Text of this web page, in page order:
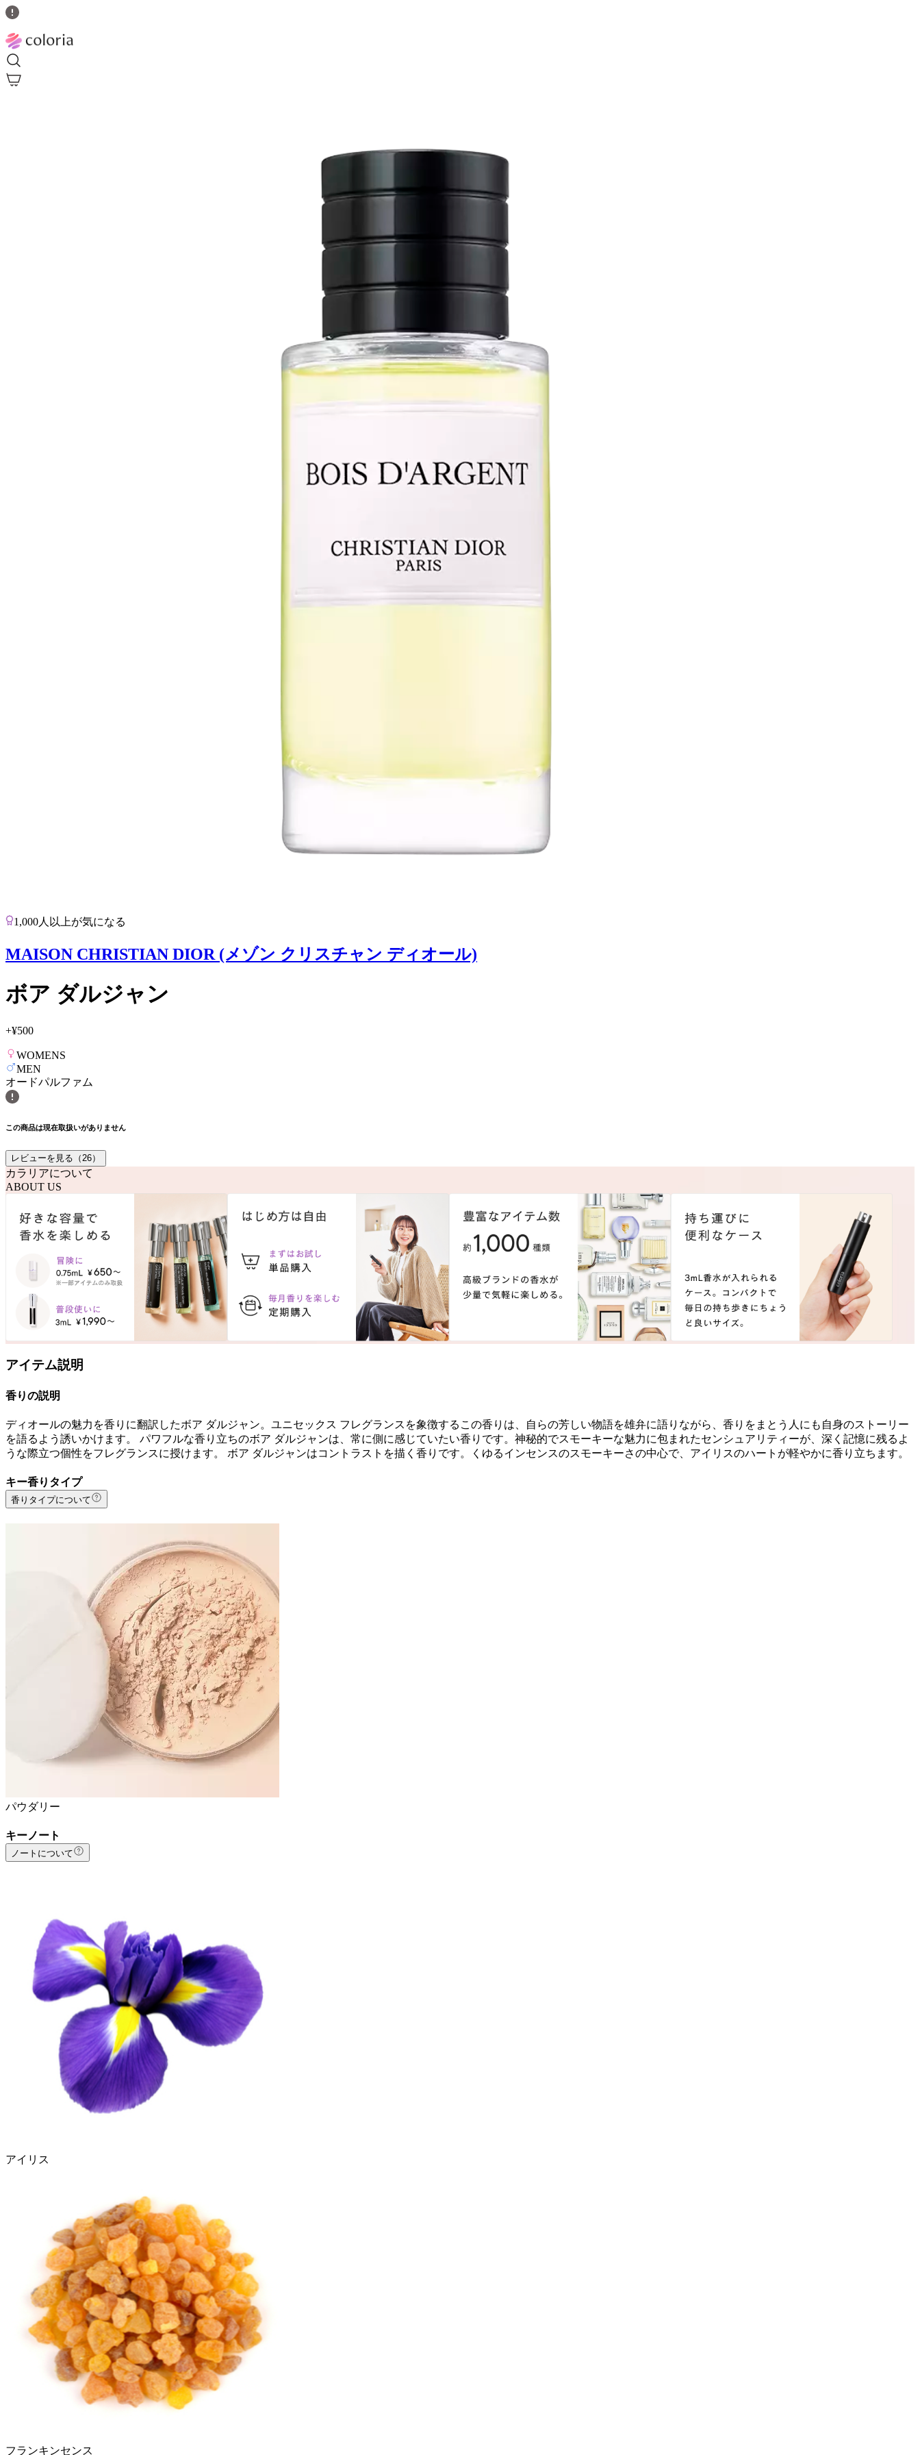
1,000人以上が気になる
MAISON CHRISTIAN DIOR (メゾン クリスチャン ディオール)
ボア ダルジャン
+¥500
WOMENS
MEN
オードパルファム
この商品は現在取扱いがありません
レビューを見る（ 26）
カラリアについて
ABOUT US
アイテム説明
香りの説明
ディオールの魅力を香りに翻訳したボア ダルジャン。ユニセックス フレグランスを象徴するこの香りは、自らの芳しい物語を雄弁に語りながら、香りをまとう人にも自身のストーリー
を語るよう誘いかけます。 パワフルな香り立ちのボア ダルジャンは、常に側に感じていたい香りです。神秘的でスモーキーな魅力に包まれたセンシュアリティーが、深く記憶に残るよ
うな際立つ個性をフレグランスに授けます。 ボア ダルジャンはコントラストを描く香りです。くゆるインセンスのスモーキーさの中心で、アイリスのハートが軽やかに香り立ちます。
キー香りタイプ
香りタイプについて
パウダリー
キーノート
ノートについて
アイリス
フランキンセンス